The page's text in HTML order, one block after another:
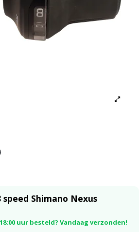
Shimano Nexus
uur besteld? Vandaag verzonden!